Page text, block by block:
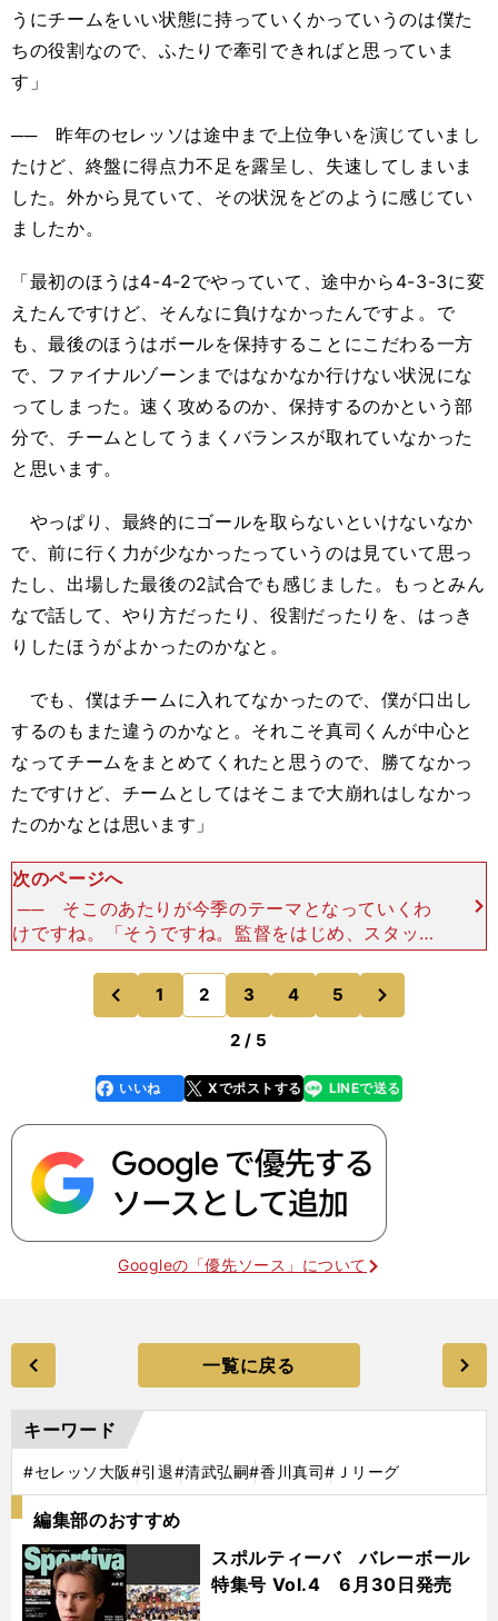
うにチームをいい状態に持っていくかっていうのは僕た
ちの役割なので、ふたりで牽引できればと思っていま
す」
── 昨年のセレッソは途中まで上位争いを演じていまし
たけど、終盤に得点力不足を露呈し、失速してしまいま
した。外から見ていて、その状況をどのように感じてい
ましたか。
「最初のほうは4-4-2でやっていて、途中から4-3-3に変
えたんですけど、そんなに負けなかったんですよ。で
も、最後のほうはボールを保持することにこだわる一方
で、ファイナルゾーンまではなかなか行けない状況にな
ってしまった。速く攻めるのか、保持するのかという部
分で、チームとしてうまくバランスが取れていなかった
と思います。
やっぱり、最終的にゴールを取らないといけないなか
で、前に行く力が少なかったっていうのは見ていて思っ
たし、出場した最後の2試合でも感じました。もっとみん
なで話して、やり方だったり、役割だったりを、はっき
りしたほうがよかったのかなと。
でも、僕はチームに入れてなかったので、僕が口出し
するのもまた違うのかなと。それこそ真司くんが中心と
なってチームをまとめてくれたと思うので、勝てなかっ
たですけど、チームとしてはそこまで大崩れはしなかっ
たのかなとは思います」
次のページへ
── そこのあたりが今季のテーマとなっていくわ
けですね。「そうですね。監督をはじめ、スタッフ
陣がしっかりと提示してくれていますし、さっきも
言ったように『リーグ優勝』という目標を掲げてい
るので、そこに
前
のページへ
1 2 3 4 5
のページへ
2 / 5
faceboo
k
いいね Xでポストする
line LINEで送る
Googleの「優先ソース」について
一覧に戻る
キーワード
#セレッソ大阪#引退#清武弘嗣#香川真司#Ｊリーグ
編集部のおすすめ
スポルティーバ バレーボール
特集号 Vol.4 6月30日発売